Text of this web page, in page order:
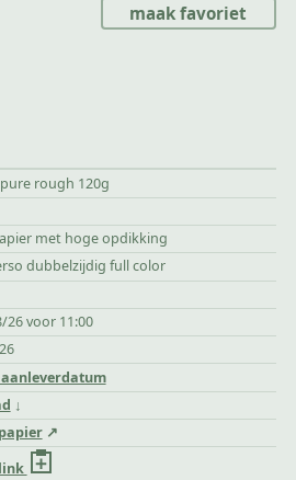
rough 120g
met hoge opdikking
dubbelzijdig full color
26 voor 11:00
maak favoriet